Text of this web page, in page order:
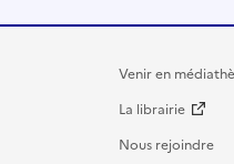
Venir en
La librairie
Nous rejoindre